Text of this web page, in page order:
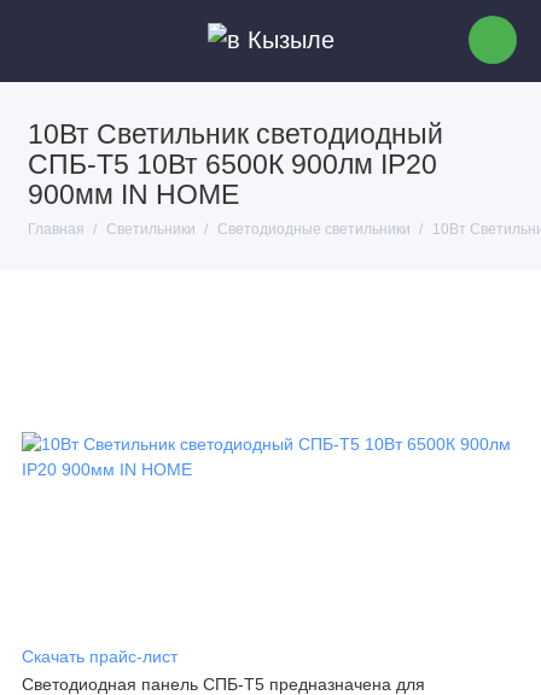
10Вт Светильник светодиодный
СПБ-Т5 10Вт 6500К 900лм IP20
900мм IN HOME
Главная Светильники Светодиодные светильники 10Вт
Скачать прайс-лист
Светодиодная панель СПБ-Т5 предназначена для